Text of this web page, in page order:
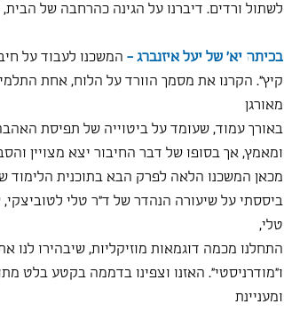
לשתול ורדים. דיברנו על הגינה כהרחבה של
בכיתה יא' של יעל איזנברג - המשכנו לעבוד על
קיץ״. הקרנו את מסמך הוורד על הלוח, אחת
מאורגן
באורך עמוד, שעומד על ביטוייה של תפיסת
ומאמץ, אך בסופו של דבר החיבור יצא מצויין והסב
מכאן המשכנו הלאה לפרק הבא בתוכנית הלימוד
ביססתי על שיעורה הנהדר של ד״ר טלי
טלי,
התחלנו מכמה דוגמאות מוזיקליות, שיבהירו לנו
ומעניינת